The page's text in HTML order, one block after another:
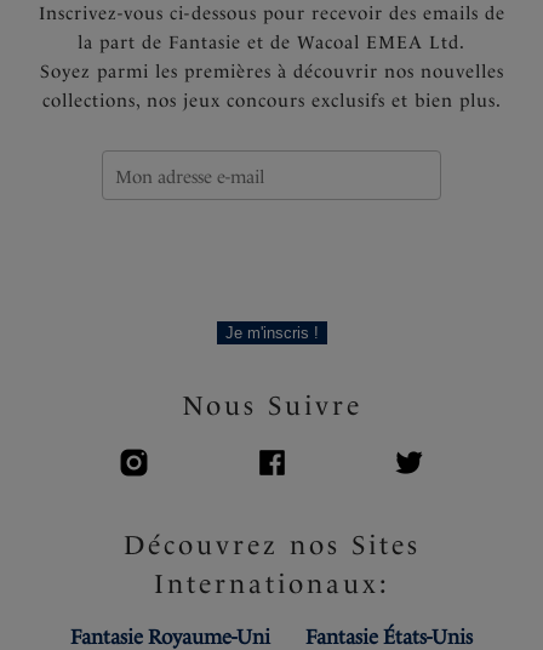
Inscrivez-vous ci-dessous pour recevoir des emails de
la part de Fantasie et de Wacoal EMEA Ltd.
Soyez parmi les premières à découvrir nos nouvelles
collections, nos jeux concours exclusifs et bien plus.
Je m'inscris !
Nous Suivre
Découvrez nos Sites
Internationaux:
Fantasie Royaume-Uni
Fantasie États-Unis